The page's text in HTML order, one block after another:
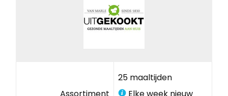
Assortiment
25 maaltijden
Elke week nieuw